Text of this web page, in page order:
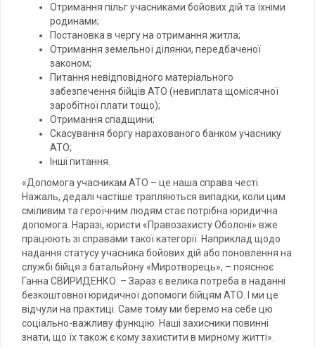
Отримання пільг учасниками бойових дій та їхніми
родинами;
Постановка в чергу на отримання житла;
Отримання земельної ділянки, передбаченої
законом;
Питання невідповідного матеріального
забезпечення бійців АТО (невиплата щомісячної
заробітної плати тощо);
Отримання спадщини;
Скасування боргу нарахованого банком учаснику
АТО;
Інші питання.
«Допомога учасникам АТО – це наша справа честі.
Нажаль, дедалі частіше трапляються випадки, коли цим
сміливим та героїчним людям стає потрібна юридична
допомога. Наразі, юристи «Правозахисту Оболоні» вже
працюють зі справами такої категорії. Наприклад щодо
надання статусу учасника бойових дій або поновлення на
службі бійця з батальйону «Миротворець», – пояснює
Ганна СВИРИДЕНКО. – Зараз є велика потреба в наданні
безкоштовної юридичної допомоги бійцям АТО. І ми це
відчули на практиці. Саме тому ми беремо на себе цю
соціально-важливу функцію. Наші захисники повинні
знати, що їх також є кому захистити в мирному житті».